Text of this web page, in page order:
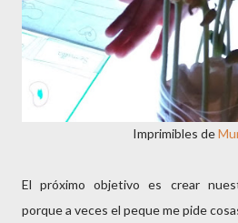
Imprimibles de
El próximo objetivo es crear
porque a veces el peque me pide